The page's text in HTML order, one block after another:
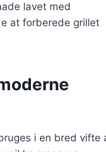
lavet med
at forberede grillet
i en bred vifte